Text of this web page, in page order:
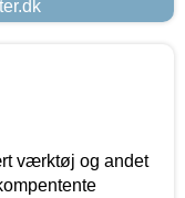
værktøj og andet